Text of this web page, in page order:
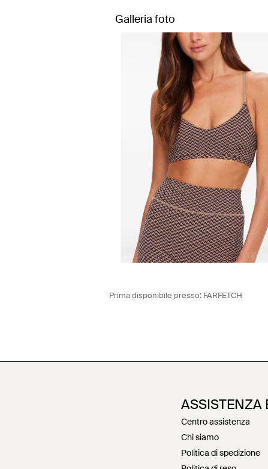
Galleria foto
Prima disponibile presso: FARFETCH
ASSISTENZA
Centro assistenza
Chi siamo
Politica di spedizione